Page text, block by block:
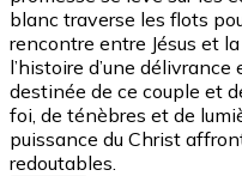
blanc traverse les flots
rencontre entre Jésus et
l’histoire d’une
destinée de ce couple et
foi, de ténèbres et de
puissance du Christ
redoutables.